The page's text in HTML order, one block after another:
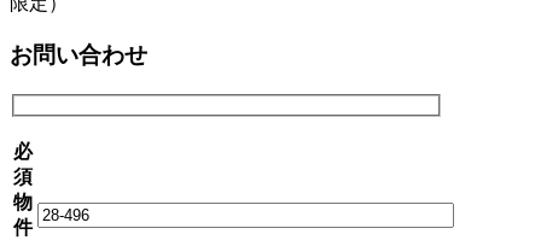
お問い合わせ
必
須
物
件